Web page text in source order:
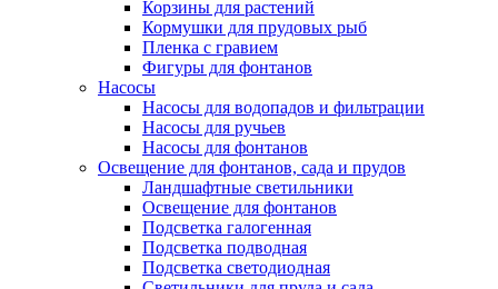
Корзины для растений
Кормушки для прудовых рыб
Пленка с гравием
Фигуры для фонтанов
Насосы
Насосы для водопадов и фильтрации
Насосы для ручьев
Насосы для фонтанов
Освещение для фонтанов, сада и прудов
Ландшафтные светильники
Освещение для фонтанов
Подсветка галогенная
Подсветка подводная
Подсветка светодиодная